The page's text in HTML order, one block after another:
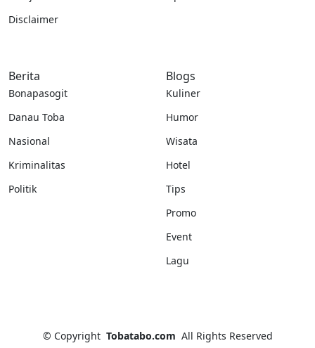
Disclaimer
Berita
Bonapasogit
Danau Toba
Nasional
Kriminalitas
Politik
Blogs
Kuliner
Humor
Wisata
Hotel
Tips
Promo
Event
Lagu
© Copyright Tobatabo.com All Rights Reserved